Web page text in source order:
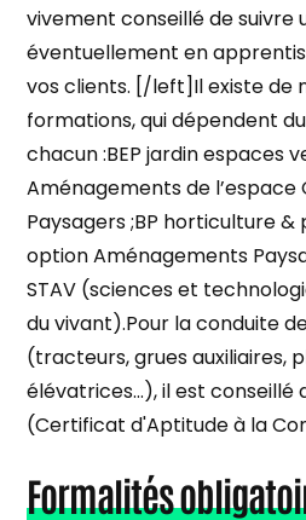
vivement conseillé de suivre
éventuellement en
vos clients. [/left]Il existe de
formations, qui dépendent
chacun :BEP jardin espaces
Aménagements de l’espace
Paysagers ;BP horticulture &
option Aménagements
STAV (sciences et
du vivant).Pour la conduite
(tracteurs, grues auxiliaires,
élévatrices…), il est conseillé
(Certificat d'Aptitude à la
Formalités